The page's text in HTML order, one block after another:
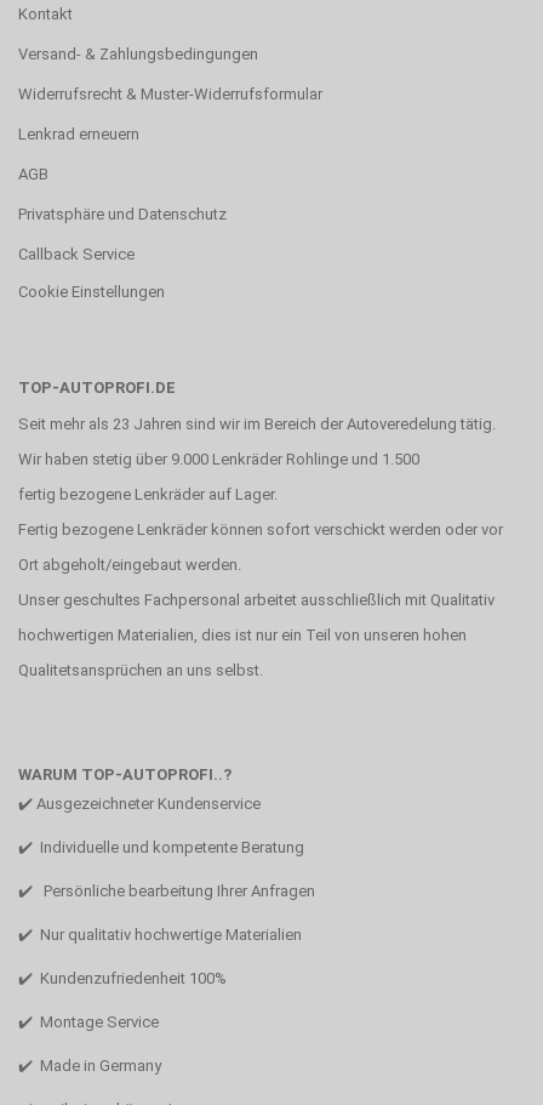
Kontakt
Versand- & Zahlungsbedingungen
Widerrufsrecht & Muster-Widerrufsformular
Lenkrad erneuern
AGB
Privatsphäre und Datenschutz
Callback Service
Cookie Einstellungen
TOP-AUTOPROFI.DE
Seit mehr als 23 Jahren sind wir im Bereich der Autoveredelung tätig.
Wir haben stetig über 9.000 Lenkräder Rohlinge und 1.500
fertig bezogene Lenkräder auf Lager.
Fertig bezogene Lenkräder können sofort verschickt werden oder vor
Ort abgeholt/eingebaut werden.
Unser geschultes Fachpersonal arbeitet ausschließlich mit Qualitativ
hochwertigen Materialien, dies ist nur ein Teil von unseren hohen
Qualitetsansprüchen an uns selbst.
WARUM TOP-AUTOPROFI..?
✔️ Ausgezeichneter Kundenservice
✔️ Individuelle und kompetente Beratung
✔️ Persönliche bearbeitung Ihrer Anfragen
✔️ Nur qualitativ hochwertige Materialien
✔️ Kundenzufriedenheit 100%
✔️ Montage Service
✔️ Made in Germany